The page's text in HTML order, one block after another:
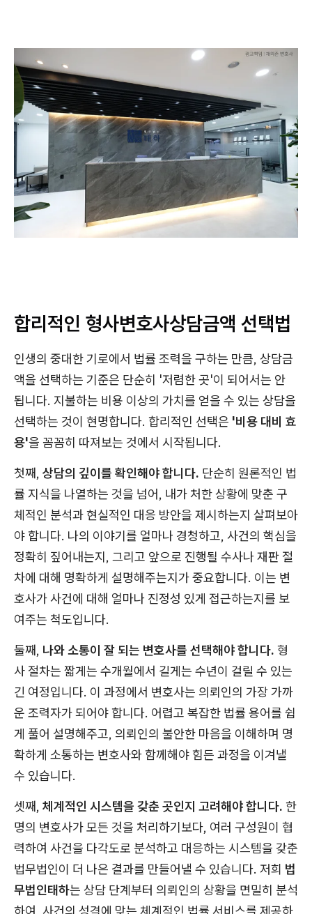
합리적인 형사변호사상담금액 선택법
인생의 중대한 기로에서 법률 조력을 구하는 만큼, 상담금
액을 선택하는 기준은 단순히 '저렴한 곳'이 되어서는 안
됩니다. 지불하는 비용 이상의 가치를 얻을 수 있는 상담을
선택하는 것이 현명합니다. 합리적인 선택은 '비용 대비 효
용'을 꼼꼼히 따져보는 것에서 시작됩니다.
첫째, 상담의 깊이를 확인해야 합니다. 단순히 원론적인 법
률 지식을 나열하는 것을 넘어, 내가 처한 상황에 맞춘 구
체적인 분석과 현실적인 대응 방안을 제시하는지 살펴보아
야 합니다. 나의 이야기를 얼마나 경청하고, 사건의 핵심을
정확히 짚어내는지, 그리고 앞으로 진행될 수사나 재판 절
차에 대해 명확하게 설명해주는지가 중요합니다. 이는 변
호사가 사건에 대해 얼마나 진정성 있게 접근하는지를 보
여주는 척도입니다.
둘째, 나와 소통이 잘 되는 변호사를 선택해야 합니다. 형
사 절차는 짧게는 수개월에서 길게는 수년이 걸릴 수 있는
긴 여정입니다. 이 과정에서 변호사는 의뢰인의 가장 가까
운 조력자가 되어야 합니다. 어렵고 복잡한 법률 용어를 쉽
게 풀어 설명해주고, 의뢰인의 불안한 마음을 이해하며 명
확하게 소통하는 변호사와 함께해야 힘든 과정을 이겨낼
수 있습니다.
셋째, 체계적인 시스템을 갖춘 곳인지 고려해야 합니다. 한
명의 변호사가 모든 것을 처리하기보다, 여러 구성원이 협
력하여 사건을 다각도로 분석하고 대응하는 시스템을 갖춘
법무법인이 더 나은 결과를 만들어낼 수 있습니다. 저희 법
무법인태하는 상담 단계부터 의뢰인의 상황을 면밀히 분석